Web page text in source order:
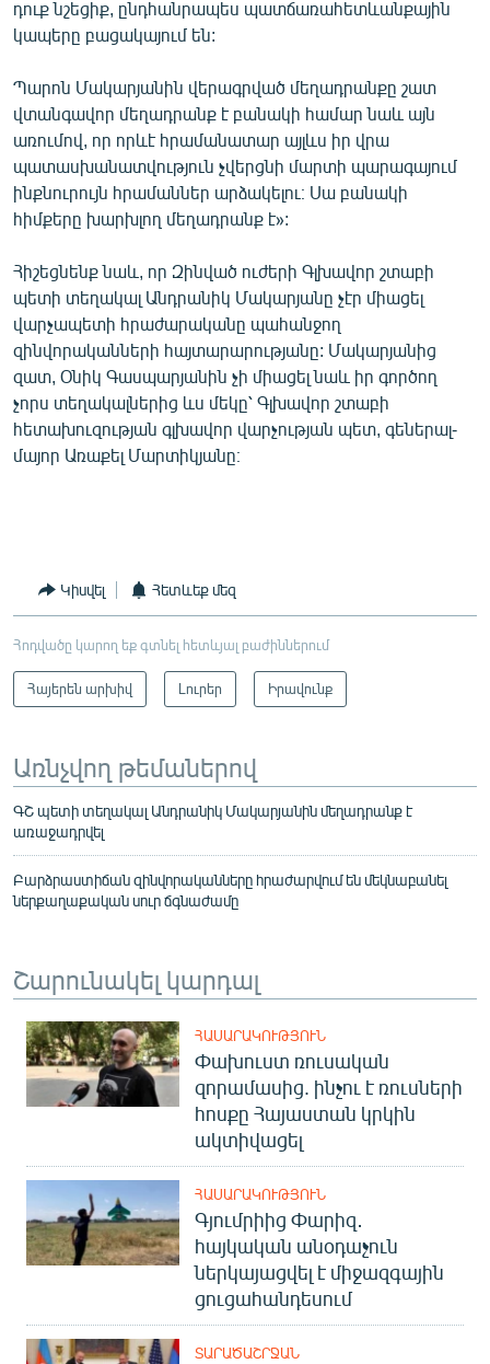
դուք նշեցիք, ընդհանրապես պատճառահետևանքային
կապերը բացակայում են:
Պարոն Մակարյանին վերագրված մեղադրանքը շատ
վտանգավոր մեղադրանք է բանակի համար նաև այն
առումով, որ որևէ հրամանատար այլևս իր վրա
պատասխանատվություն չվերցնի մարտի պարագայում
ինքնուրույն հրամաններ արձակելու։ Սա բանակի
հիմքերը խարխլող մեղադրանք է»:
Հիշեցնենք նաև, որ Զինված ուժերի Գլխավոր շտաբի
պետի տեղակալ Անդրանիկ Մակարյանը չէր միացել
վարչապետի հրաժարականը պահանջող
զինվորականների հայտարարությանը: Մակարյանից
զատ, Օնիկ Գասպարյանին չի միացել նաև իր գործող
չորս տեղակալներից ևս մեկը՝ Գլխավոր շտաբի
հետախուզության գլխավոր վարչության պետ, գեներալ-
մայոր Առաքել Մարտիկյանը։
Կիսվել Հետևեք մեզ
Հոդվածը կարող եք գտնել հետևյալ բաժիններում
Հայերեն արխիվ Լուրեր Իրավունք
Առնչվող թեմաներով
ԳՇ պետի տեղակալ Անդրանիկ Մակարյանին մեղադրանք է
առաջադրվել
Բարձրաստիճան զինվորականները հրաժարվում են մեկնաբանել
ներքաղաքական սուր ճգնաժամը
Շարունակել կարդալ
ՀԱՍԱՐԱԿՈՒԹՅՈՒՆ
Փախուստ ռուսական
զորամասից. ինչու է ռուսների
հոսքը Հայաստան կրկին
ակտիվացել
ՀԱՍԱՐԱԿՈՒԹՅՈՒՆ
Գյումրիից Փարիզ․
հայկական անօդաչուն
ներկայացվել է միջազգային
ցուցահանդեսում
ՏԱՐԱԾԱՇՐՋԱՆ